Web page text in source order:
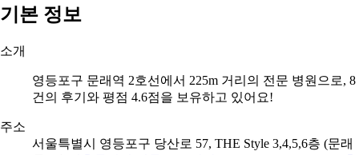
기본 정보
소개
영등포구 문래역 2호선에서 225m 거리의 전문 병원으로, 8
건의 후기와 평점 4.6점을 보유하고 있어요!
주소
서울특별시 영등포구 당산로 57, THE Style 3,4,5,6층 (문래